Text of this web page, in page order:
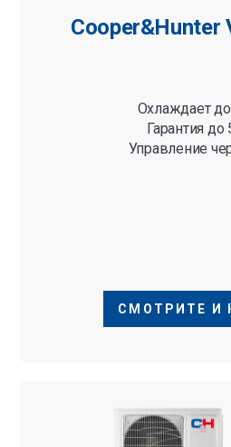
Cooper&Hunter
Охлаждает до
Гарантия до
Управление
СМОТРИТЕ И